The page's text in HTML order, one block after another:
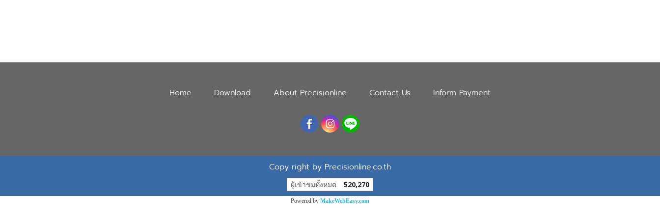
Home Download About Precisionline Contact Us Inform Payment
Copy right by Precisionline.co.th
ผู้เข้าชมทั้งหมด 520,270
Powered by MakeWebEasy.com